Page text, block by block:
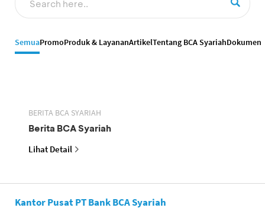
SemuaPromoProduk & LayananArtikelTentang BCA SyariahDokumen
BERITA BCA SYARIAH
Berita BCA Syariah
Lihat Detail
Kantor Pusat PT Bank BCA Syariah